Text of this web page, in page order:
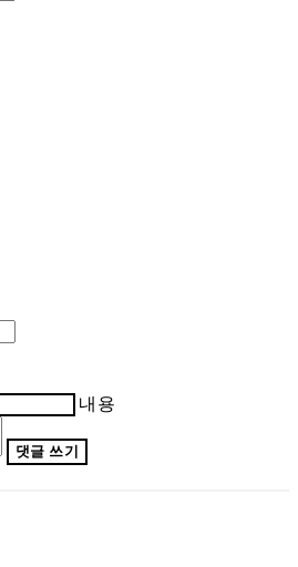
내용
댓글 쓰기